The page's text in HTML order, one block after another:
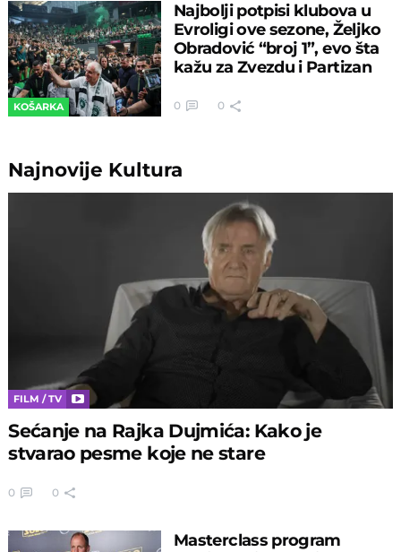
KOŠARKA
Najbolji potpisi klubova u
Evroligi ove sezone, Željko
Obradović “broj 1”, evo šta
kažu za Zvezdu i Partizan
0 0
Najnovije Kultura
FILM / TV
Sećanje na Rajka Dujmića: Kako je
stvarao pesme koje ne stare
0 0
Masterclass program